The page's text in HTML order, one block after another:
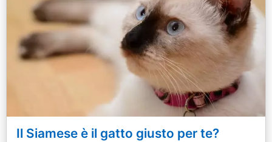
Il Siamese è il gatto giusto per te?